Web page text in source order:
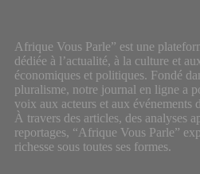
Afrique Vous Parle” est une
dédiée à l’actualité, à la culture et
économiques et politiques. Fondé
pluralisme, notre journal en ligne a
voix aux acteurs et aux événements
À travers des articles, des analyses
reportages, “Afrique Vous Parle”
richesse sous toutes ses formes.